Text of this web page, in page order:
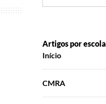
Artigos por escola
Início
CMRA